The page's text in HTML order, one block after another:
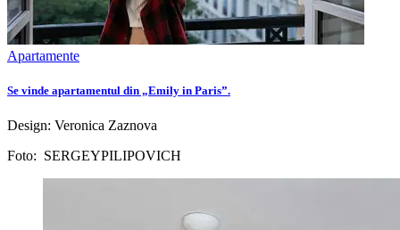
Apartamente
Se vinde apartamentul din „Emily in Paris”.
Design: Veronica Zaznova
Foto: SERGEYPILIPOVICH